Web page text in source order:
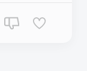
тёплый и